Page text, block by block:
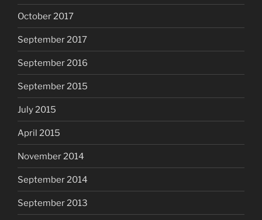
October 2017
September 2017
September 2016
September 2015
July 2015
April 2015
November 2014
September 2014
September 2013